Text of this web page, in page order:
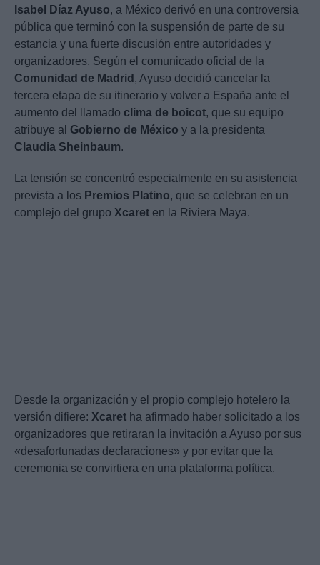
Isabel Díaz Ayuso, a México derivó en una controversia
pública que terminó con la suspensión de parte de su
estancia y una fuerte discusión entre autoridades y
organizadores. Según el comunicado oficial de la
Comunidad de Madrid , Ayuso decidió cancelar la
tercera etapa de su itinerario y volver a España ante el
aumento del llamado clima de boicot, que su equipo
atribuye al Gobierno de México y a la presidenta
Claudia Sheinbaum.
La tensión se concentró especialmente en su asistencia
prevista a los Premios Platino, que se celebran en un
complejo del grupo Xcaret en la Riviera Maya.
Desde la organización y el propio complejo hotelero la
versión difiere: Xcaret ha afirmado haber solicitado a los
organizadores que retiraran la invitación a Ayuso por sus
«desafortunadas declaraciones» y por evitar que la
ceremonia se convirtiera en una plataforma política.